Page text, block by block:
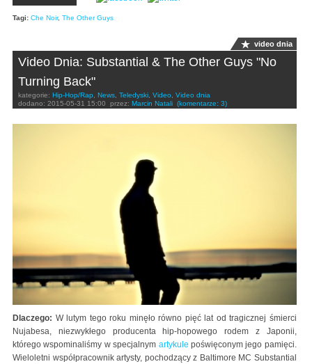
Tagi: Che Noir, The Other Guys
video dnia
Video Dnia: Substantial & The Other Guys "No
Turning Back"
kategorie: Hip-Hop/Rap News Teledyski Video
Video dnia
dodano: 2015-05-31 15:00 przez: Marcin Natali (komentarze: 3)
Dlaczego: W lutym tego roku minęło równo pięć lat od tragicznej śmierci
Nujabesa, niezwykłego producenta hip-hopowego rodem z Japonii,
którego wspominaliśmy w specjalnym artykulepoświęconym jego pamięci.
Wieloletni współpracownik artysty, pochodzący z Baltimore MC Substantial